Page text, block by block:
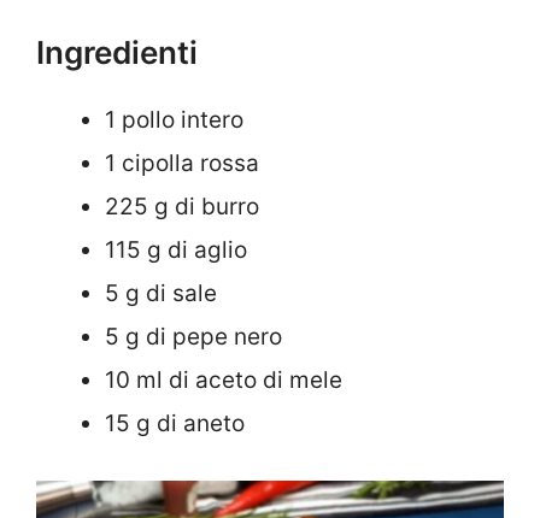
Ingredienti
1 pollo intero
1 cipolla rossa
225 g di burro
115 g di aglio
5 g di sale
5 g di pepe nero
10 ml di aceto di mele
15 g di aneto